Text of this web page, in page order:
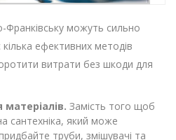
Франківську можуть сильно
ефективних методів
витрати без шкоди для
матеріалів. Замість того щоб
сантехніка, який може
труби, змішувачі та